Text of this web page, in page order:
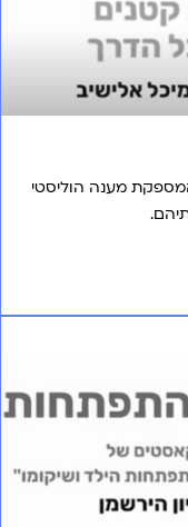
מענה הוליסטי